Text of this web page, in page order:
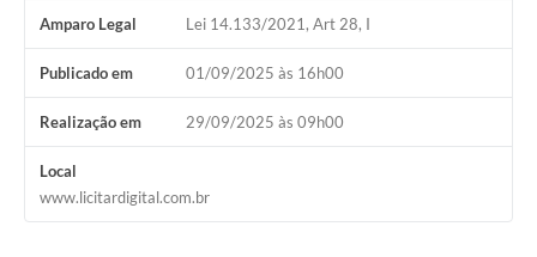
Amparo Legal Lei 14.133/2021, Art 28, I
Publicado em 01/09/2025 às 16h00
Realização em 29/09/2025 às 09h00
Local
www.licitardigital.com.br